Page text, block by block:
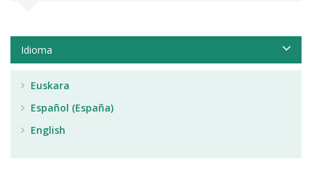
Idioma
Euskara
Español (España)
English